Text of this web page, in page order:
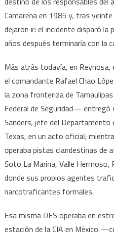
Camarena en 1985 y, tras
dejaron ir: el incidente disparó la
años después terminaría con la
Más atrás todavía, en
el comandante Rafael Chao
la zona fronteriza de
Federal de Seguridad— entregó
Sanders, jefe del Departamento
Texas, en un acto oficial;
operaba pistas clandestinas de
Soto La Marina, Valle Hermoso,
donde sus propios agentes
narcotraficantes formales.
Esa misma DFS operaba en
estación de la CIA en México